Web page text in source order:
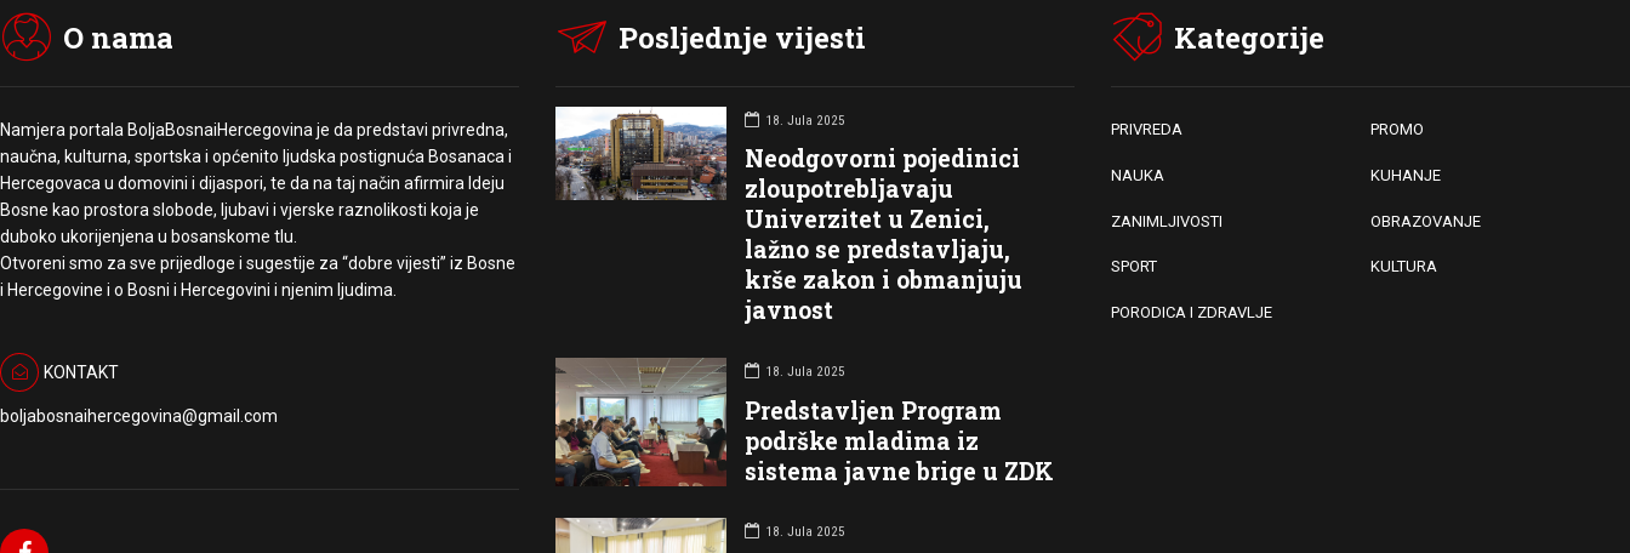
O nama
Namjera portala BoljaBosnaiHercegovina je da predstavi privredna,
naučna, kulturna, sportska i općenito ljudska postignuća Bosanaca i
Hercegovaca u domovini i dijaspori, te da na taj način afirmira Ideju
Bosne kao prostora slobode, ljubavi i vjerske raznolikosti koja je
duboko ukorijenjena u bosanskome tlu.
Otvoreni smo za sve prijedloge i sugestije za “dobre vijesti” iz Bosne
i Hercegovine i o Bosni i Hercegovini i njenim ljudima.
KONTAKT
boljabosnaihercegovina@gmail.com
Posljednje vijesti
18. Jula 2025
Neodgovorni pojedinici
zloupotrebljavaju
Univerzitet u Zenici,
lažno se predstavljaju,
krše zakon i obmanjuju
javnost
18. Jula 2025
Predstavljen Program
podrške mladima iz
sistema javne brige u ZDK
18. Jula 2025
Kategorije
PRIVREDA PROMO
NAUKA KUHANJE
ZANIMLJIVOSTI OBRAZOVANJE
SPORT KULTURA
PORODICA I ZDRAVLJE